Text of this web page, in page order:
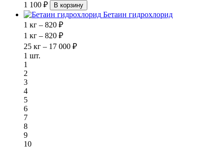
1 100 ₽
В корзину
Бетаин гидрохлорид
1 кг – 820 ₽
1 кг – 820 ₽
25 кг – 17 000 ₽
1 шт.
1
2
3
4
5
6
7
8
9
10